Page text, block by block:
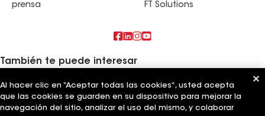
prensa
FT Solutions
También te puede interesar
Sistemas y soluciones de techos comerciales
Revestimientos de pared
Ductos
Al hacer clic en “Aceptar todas las cookies”, usted acepta
que las cookies se guarden en su dispositivo para mejorar la
navegación del sitio, analizar el uso del mismo, y colaborar